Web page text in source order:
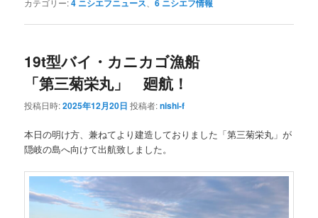
カテゴリー:4 ニシエフニュース 、6 ニシエフ情報
19t型バイ・カニカゴ漁船
「第三菊栄丸」 廻航！
投稿日時:2025年12月20日 投稿者:nishi-f
本日の明け方、兼ねてより建造しておりました「第三菊栄丸」が
隠岐の島へ向けて出航致しました。